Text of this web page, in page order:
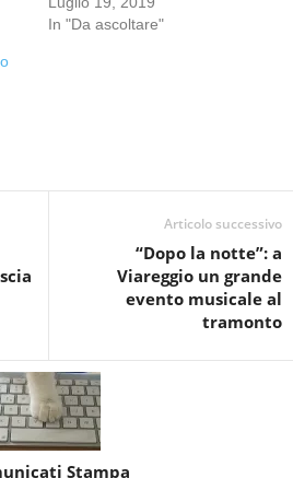
In "Da ascoltare"
Articolo successivo
“Dopo la notte”: a
Viareggio un grande
evento musicale al
tramonto
Stampa